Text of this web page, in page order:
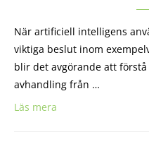
När artificiell intelligens
viktiga beslut inom
blir det avgörande att
avhandling från …
Läs mera